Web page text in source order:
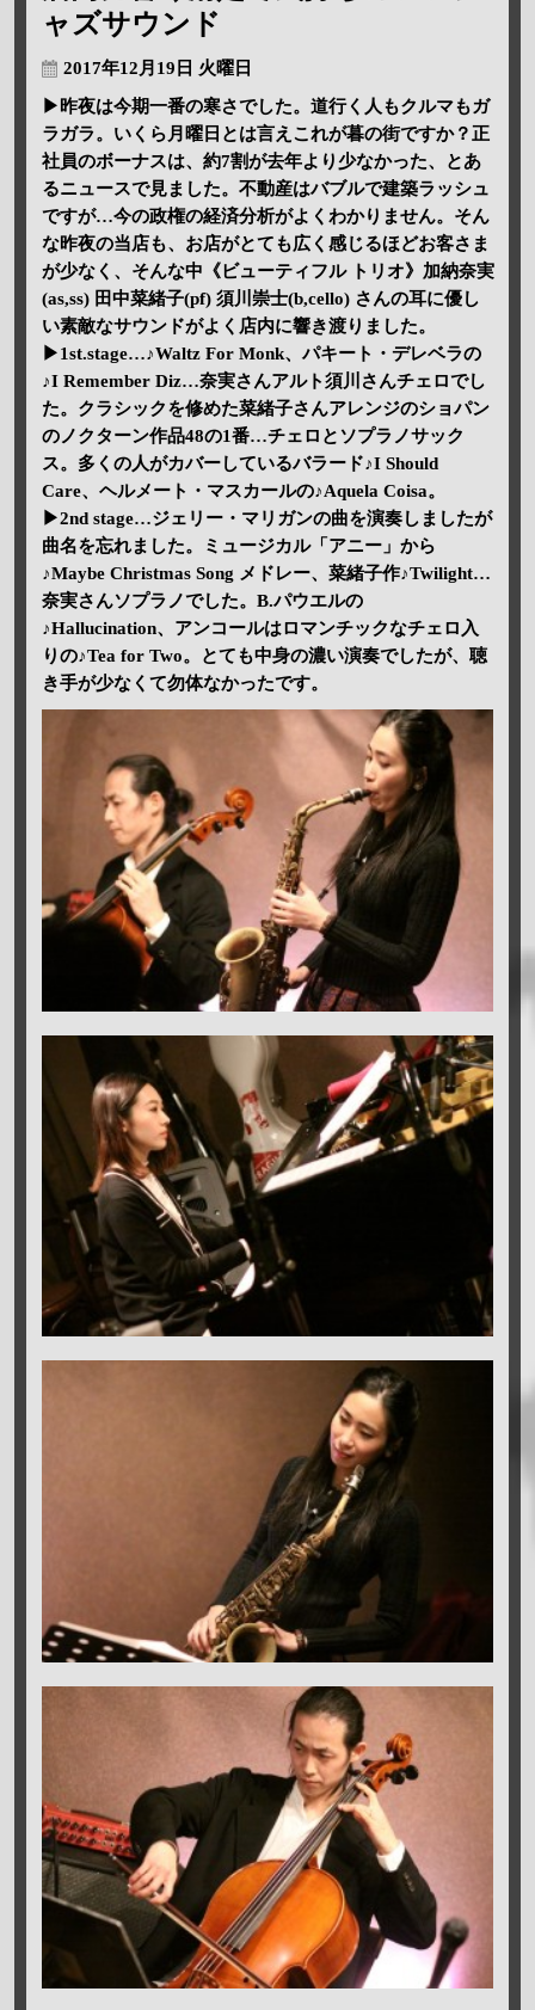
ャズサウンド
2017年12月19日 火曜日
▶昨夜は今期一番の寒さでした。道行く人もクルマもガ
ラガラ。いくら月曜日とは言えこれが暮の街ですか？正
社員のボーナスは、約7割が去年より少なかった、とあ
るニュースで見ました。不動産はバブルで建築ラッシュ
ですが…今の政権の経済分析がよくわかりません。そん
な昨夜の当店も、お店がとても広く感じるほどお客さま
が少なく、そんな中《ビューティフル トリオ》加納奈実
(as,ss) 田中菜緒子(pf) 須川崇士(b,cello) さんの耳に優し
い素敵なサウンドがよく店内に響き渡りました。
▶1st.stage…♪Waltz For Monk、パキート・デレベラの
♪I Remember Diz…奈実さんアルト須川さんチェロでし
た。クラシックを修めた菜緒子さんアレンジのショパン
のノクターン作品48の1番…チェロとソプラノサック
ス。多くの人がカバーしているバラード♪I Should
Care、ヘルメート・マスカールの♪Aquela Coisa。
▶2nd stage…ジェリー・マリガンの曲を演奏しましたが
曲名を忘れました。ミュージカル「アニー」から
♪Maybe Christmas Song メドレー、菜緒子作♪Twilight…
奈実さんソプラノでした。B.パウエルの
♪Hallucination、アンコールはロマンチックなチェロ入
りの♪Tea for Two。とても中身の濃い演奏でしたが、聴
き手が少なくて勿体なかったです。